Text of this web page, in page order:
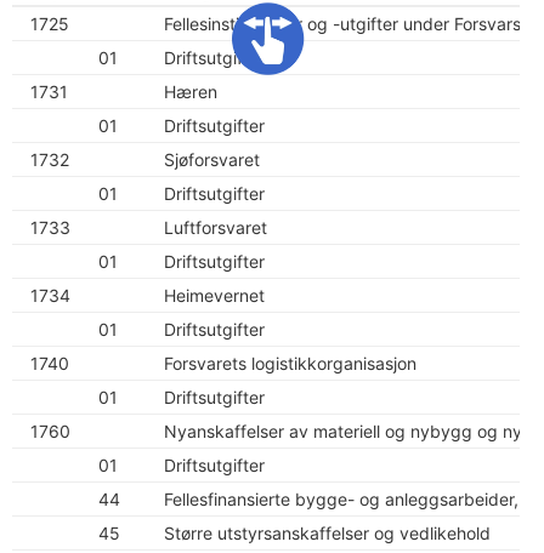
1725
Fellesinstitusjoner og -utgifter under
01
Driftsutgifter
1731
Hæren
01
Driftsutgifter
1732
Sjøforsvaret
01
Driftsutgifter
1733
Luftforsvaret
01
Driftsutgifter
1734
Heimevernet
01
Driftsutgifter
1740
Forsvarets logistikkorganisasjon
01
Driftsutgifter
1760
Nyanskaffelser av materiell og nybygg og
01
Driftsutgifter
44
Fellesfinansierte bygge- og anleggsarbeider,
45
Større utstyrsanskaffelser og vedlikehold